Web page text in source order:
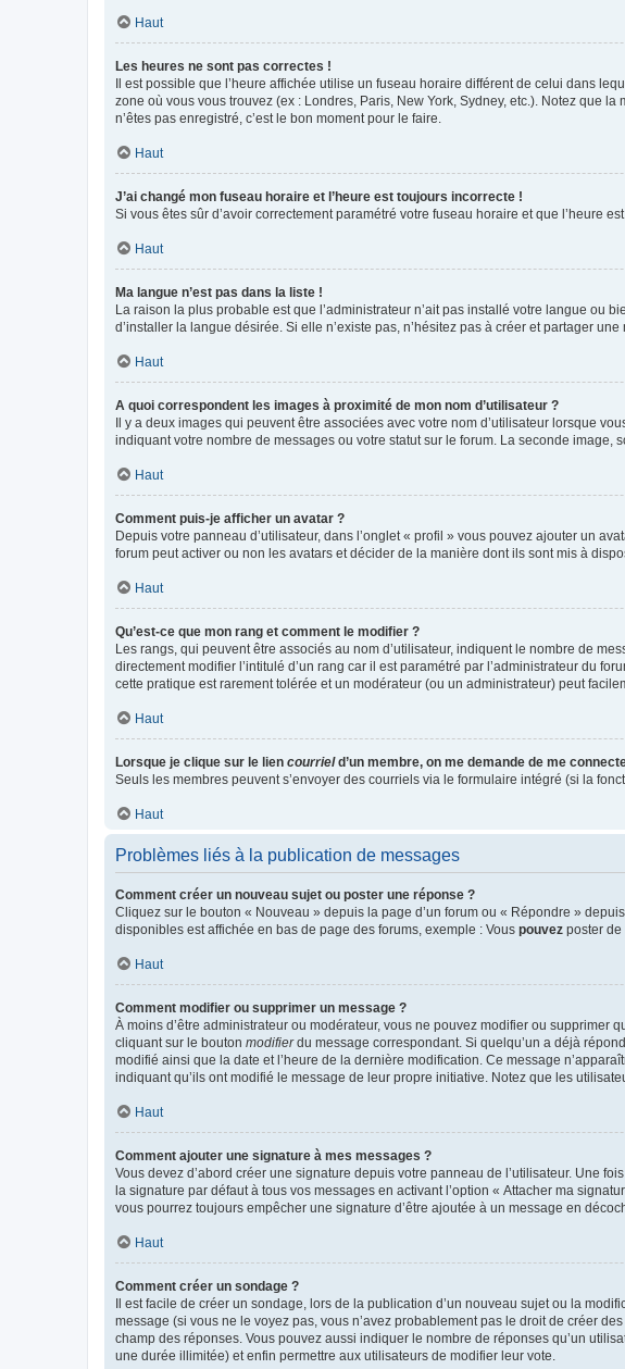
Haut
Les heures ne sont pas correctes !
Il est possible que l’heure affichée utilise un fuseau horaire différent de celui dans
zone où vous vous trouvez (ex : Londres, Paris, New York, Sydney, etc.). Notez que
n’êtes pas enregistré, c’est le bon moment pour le faire.
Haut
J’ai changé mon fuseau horaire et l’heure est toujours incorrecte !
Si vous êtes sûr d’avoir correctement paramétré votre fuseau horaire et que l’heure
Haut
Ma langue n’est pas dans la liste !
La raison la plus probable est que l’administrateur n’ait pas installé votre langue ou
d’installer la langue désirée. Si elle n’existe pas, n’hésitez pas à créer et partager
Haut
A quoi correspondent les images à proximité de mon nom d’utilisateur ?
Il y a deux images qui peuvent être associées avec votre nom d’utilisateur lorsque
indiquant votre nombre de messages ou votre statut sur le forum. La seconde image,
Haut
Comment puis-je afficher un avatar ?
Depuis votre panneau d’utilisateur, dans l’onglet « profil » vous pouvez ajouter un
forum peut activer ou non les avatars et décider de la manière dont ils sont mis à
Haut
Qu’est-ce que mon rang et comment le modifier ?
Les rangs, qui peuvent être associés au nom d’utilisateur, indiquent le nombre de
directement modifier l’intitulé d’un rang car il est paramétré par l’administrateur du
cette pratique est rarement tolérée et un modérateur (ou un administrateur) peut
Haut
Lorsque je clique sur le lien courrield’un membre, on me demande de me
Seuls les membres peuvent s’envoyer des courriels via le formulaire intégré (si la
Haut
Problèmes liés à la publication de messages
Comment créer un nouveau sujet ou poster une réponse ?
Cliquez sur le bouton « Nouveau » depuis la page d’un forum ou « Répondre »
disponibles est affichée en bas de page des forums, exemple : Vous pouvez poster de
Haut
Comment modifier ou supprimer un message ?
À moins d’être administrateur ou modérateur, vous ne pouvez modifier ou
cliquant sur le bouton modifierdu message correspondant. Si quelqu’un a déjà
modifié ainsi que la date et l’heure de la dernière modification. Ce message
indiquant qu’ils ont modifié le message de leur propre initiative. Notez que les
Haut
Comment ajouter une signature à mes messages ?
Vous devez d’abord créer une signature depuis votre panneau de l’utilisateur. Une
la signature par défaut à tous vos messages en activant l’option « Attacher ma
vous pourrez toujours empêcher une signature d’être ajoutée à un message en
Haut
Comment créer un sondage ?
Il est facile de créer un sondage, lors de la publication d’un nouveau sujet ou la
message (si vous ne le voyez pas, vous n’avez probablement pas le droit de créer
champ des réponses. Vous pouvez aussi indiquer le nombre de réponses qu’un
une durée illimitée) et enfin permettre aux utilisateurs de modifier leur vote.